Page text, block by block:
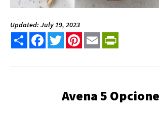
Updated: July 19, 2023
Share FacebookTwitterPinterest
Email
Avena 5